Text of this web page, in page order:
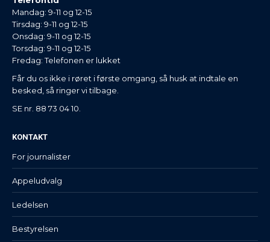
Mandag: 9-11 og 12-15
Tirsdag: 9-11 og 12-15
Onsdag: 9-11 og 12-15
Torsdag: 9-11 og 12-15
Fredag: Telefonen er lukket
Får du os ikke i røret i første omgang, så husk at indtale en
besked, så ringer vi tilbage.
SE nr. 88 73 04 10.
KONTAKT
For journalister
Appeludvalg
Ledelsen
Bestyrelsen